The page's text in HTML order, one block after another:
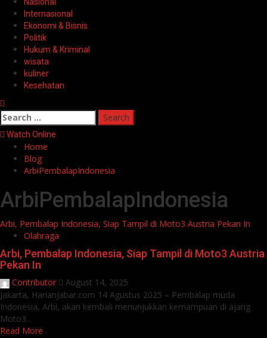
Nasional
Internasional
Ekonomi & Bisnis
Politik
Hukum & Kriminal
wisata
kuliner
Kesehatan
Search
for:
Watch Online
Home
Blog
ArbiPembalapIndonesia
ArbiPembalapIndonesia
Arbi, Pembalap Indonesia, Siap Tampil di Moto3 Austria Pekan In
Olahraga
Arbi, Pembalap Indonesia, Siap Tampil di Moto3 Austria
Pekan In
Contributor
August 14, 2025
Jakarta, HarianJabar.com 14 Agustus 2025 – Pembalap muda
Indonesia, Arbi, akan kembali menunjukkan kemampuan di ajang
Moto3...
Read More